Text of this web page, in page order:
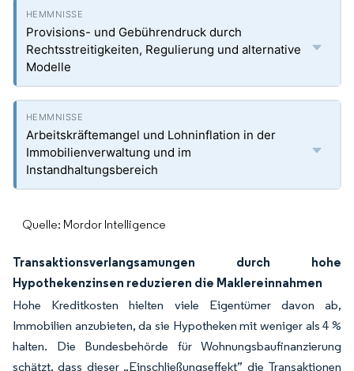
Provisions- und Gebührendruck durch
Rechtsstreitigkeiten, Regulierung und alternative
Modelle
Arbeitskräftemangel und Lohninflation in der
Immobilienverwaltung und im
Instandhaltungsbereich
Quelle: Mordor Intelligence
Transaktionsverlangsamungen durch hohe
Hypothekenzinsen reduzieren die Maklereinnahmen
Hohe Kreditkosten hielten viele Eigentümer davon ab,
Immobilien anzubieten, da sie Hypotheken mit weniger als 4 %
halten. Die Bundesbehörde für Wohnungsbaufinanzierung
schätzt, dass dieser „Einschließungseffekt” die Transaktionen